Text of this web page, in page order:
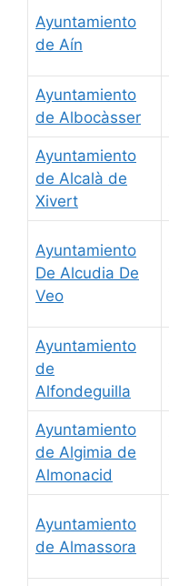
Ayuntamiento
de Aín
Ayuntamiento
de Albocàsser
Ayuntamiento
de Alcalà de
Xivert
Ayuntamiento
De Alcudia De
Veo
Ayuntamiento
de
Alfondeguilla
Ayuntamiento
de Algimia de
Almonacid
Ayuntamiento
de Almassora